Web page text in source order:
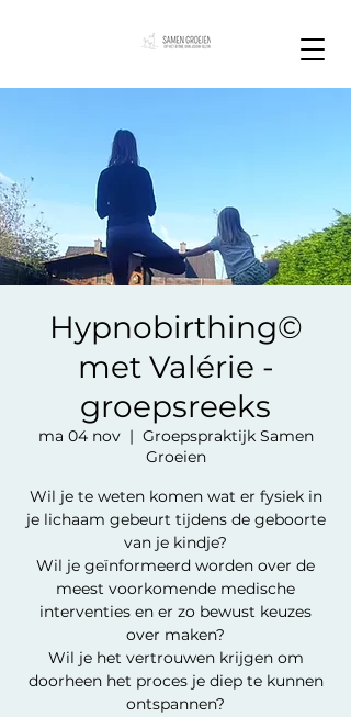
Hypnobirthing©
met Valérie -
groepsreeks
ma 04 nov
  |
Groepspraktijk Samen
Groeien
Wil je te weten komen wat er fysiek in
je lichaam gebeurt tijdens de geboorte
van je kindje?
Wil je geïnformeerd worden over de
meest voorkomende medische
interventies en er zo bewust keuzes
over maken?
Wil je het vertrouwen krijgen om
doorheen het proces je diep te kunnen
ontspannen?